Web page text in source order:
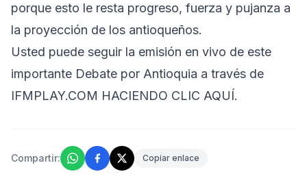
porque esto le resta progreso, fuerza y pujanza a
la proyección de los antioqueños.
Usted puede seguir la emisión en vivo de este
importante Debate por Antioquia a través de
IFMPLAY.COM HACIENDO CLIC AQUÍ.
Compartir: Copiar enlace